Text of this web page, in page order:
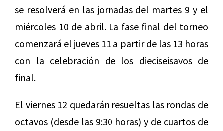
se resolverá en las jornadas del martes 9 y el
miércoles 10 de abril. La fase final del torneo
comenzará el jueves 11 a partir de las 13 horas
con la celebración de los dieciseisavos de
final.
El viernes 12 quedarán resueltas las rondas de
octavos (desde las 9:30 horas) y de cuartos de